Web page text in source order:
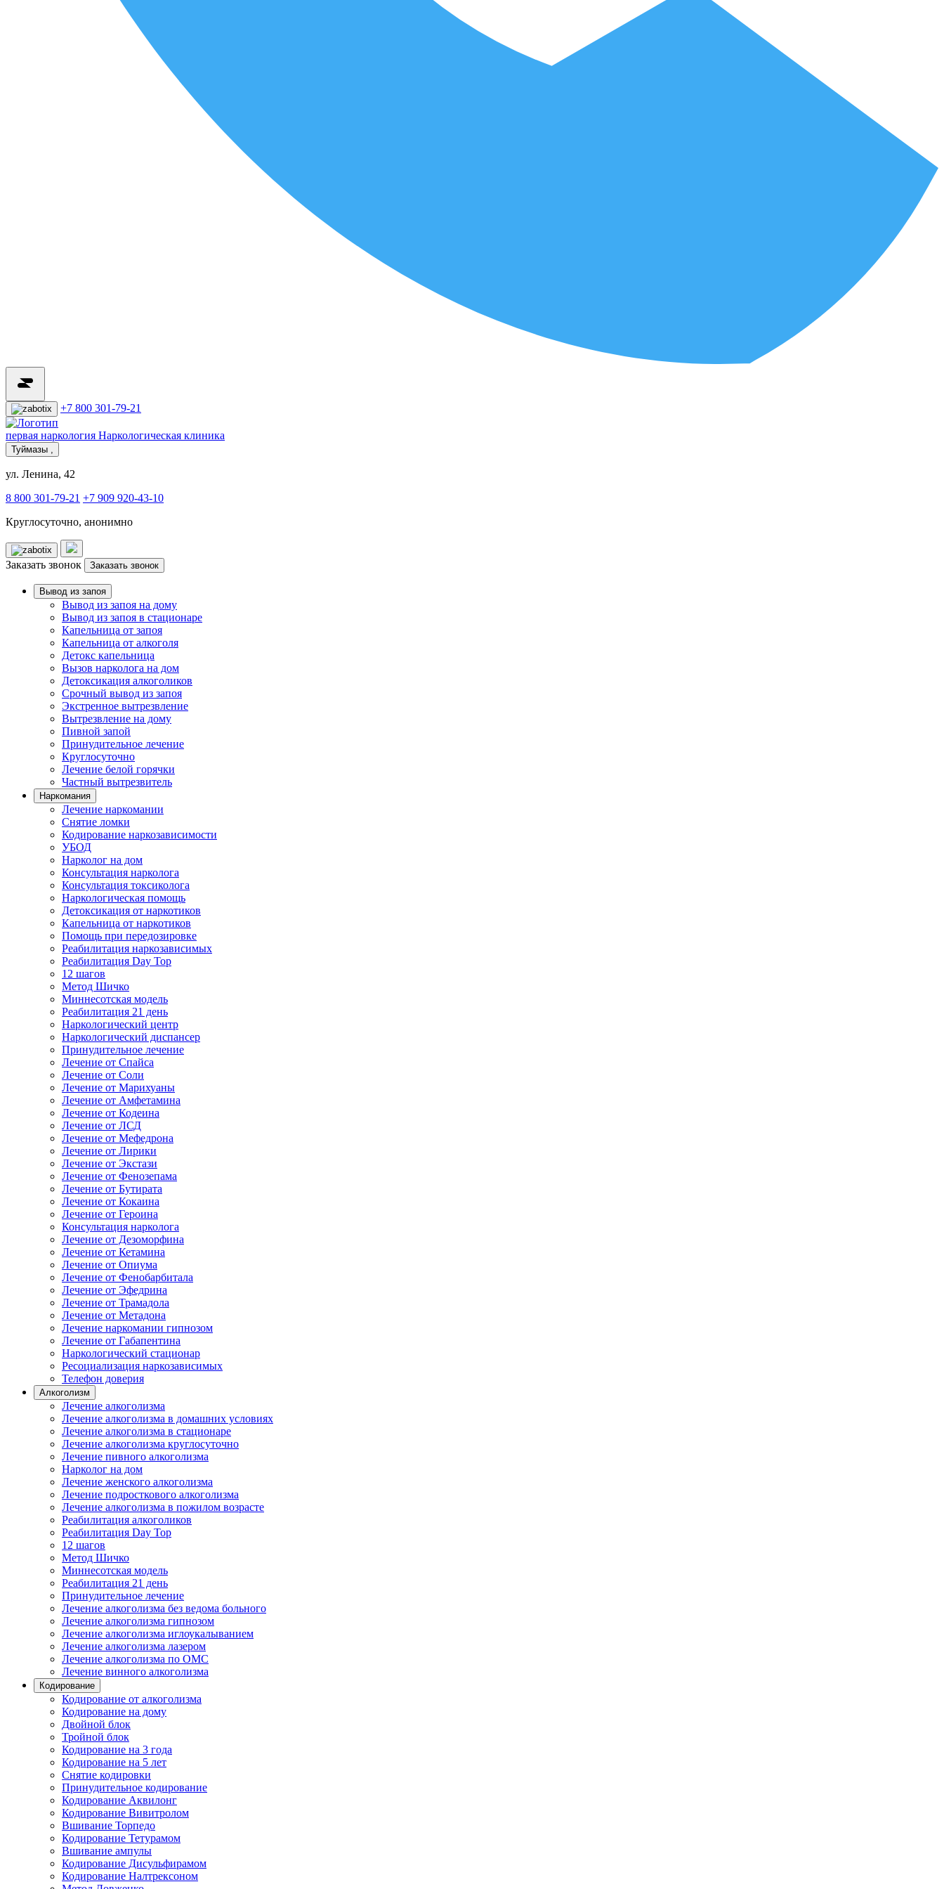
+7 800 301-79-21
первая наркология Наркологическая клиника
Туймазы ,
ул. Ленина, 42
8 800 301-79-21 +7 909 920-43-10
Круглосуточно, анонимно
Заказать звонок Заказать звонок
Вывод из запоя
Вывод из запоя на дому
Вывод из запоя в стационаре
Капельница от запоя
Капельница от алкоголя
Детокс капельница
Вызов нарколога на дом
Детоксикация алкоголиков
Срочный вывод из запоя
Экстренное вытрезвление
Вытрезвление на дому
Пивной запой
Принудительное лечение
Круглосуточно
Лечение белой горячки
Частный вытрезвитель
Наркомания
Лечение наркомании
Снятие ломки
Кодирование наркозависимости
УБОД
Нарколог на дом
Консультация нарколога
Консультация токсиколога
Наркологическая помощь
Детоксикация от наркотиков
Капельница от наркотиков
Помощь при передозировке
Реабилитация наркозависимых
Реабилитация Day Top
12 шагов
Метод Шичко
Миннесотская модель
Реабилитация 21 день
Наркологический центр
Наркологический диспансер
Принудительное лечение
Лечение от Спайса
Лечение от Соли
Лечение от Марихуаны
Лечение от Амфетамина
Лечение от Кодеина
Лечение от ЛСД
Лечение от Мефедрона
Лечение от Лирики
Лечение от Экстази
Лечение от Фенозепама
Лечение от Бутирата
Лечение от Кокаина
Лечение от Героина
Консультация нарколога
Лечение от Дезоморфина
Лечение от Кетамина
Лечение от Опиума
Лечение от Фенобарбитала
Лечение от Эфедрина
Лечение от Трамадола
Лечение от Метадона
Лечение наркомании гипнозом
Лечение от Габапентина
Наркологический стационар
Ресоциализация наркозависимых
Телефон доверия
Алкоголизм
Лечение алкоголизма
Лечение алкоголизма в домашних условиях
Лечение алкоголизма в стационаре
Лечение алкоголизма круглосуточно
Лечение пивного алкоголизма
Нарколог на дом
Лечение женского алкоголизма
Лечение подросткового алкоголизма
Лечение алкоголизма в пожилом возрасте
Реабилитация алкоголиков
Реабилитация Day Top
12 шагов
Метод Шичко
Миннесотская модель
Реабилитация 21 день
Принудительное лечение
Лечение алкоголизма без ведома больного
Лечение алкоголизма гипнозом
Лечение алкоголизма иглоукалыванием
Лечение алкоголизма лазером
Лечение алкоголизма по ОМС
Лечение винного алкоголизма
Кодирование
Кодирование от алкоголизма
Кодирование на дому
Двойной блок
Тройной блок
Кодирование на 3 года
Кодирование на 5 лет
Снятие кодировки
Принудительное кодирование
Кодирование Аквилонг
Кодирование Вивитролом
Вшивание Торпедо
Кодирование Тетурамом
Вшивание ампулы
Кодирование Дисульфирамом
Кодирование Налтрексоном